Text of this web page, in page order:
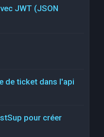
JWT (JSON
de ticket dans l'api
pour créer